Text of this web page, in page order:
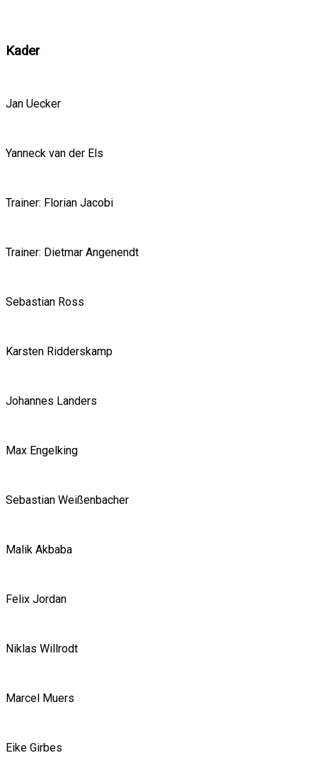
Kader
Jan Uecker
Yanneck van der Els
Trainer: Florian Jacobi
Trainer: Dietmar Angenendt
Sebastian Ross
Karsten Ridderskamp
Johannes Landers
Max Engelking
Sebastian Weißenbacher
Malik Akbaba
Felix Jordan
Niklas Willrodt
Marcel Muers
Eike Girbes